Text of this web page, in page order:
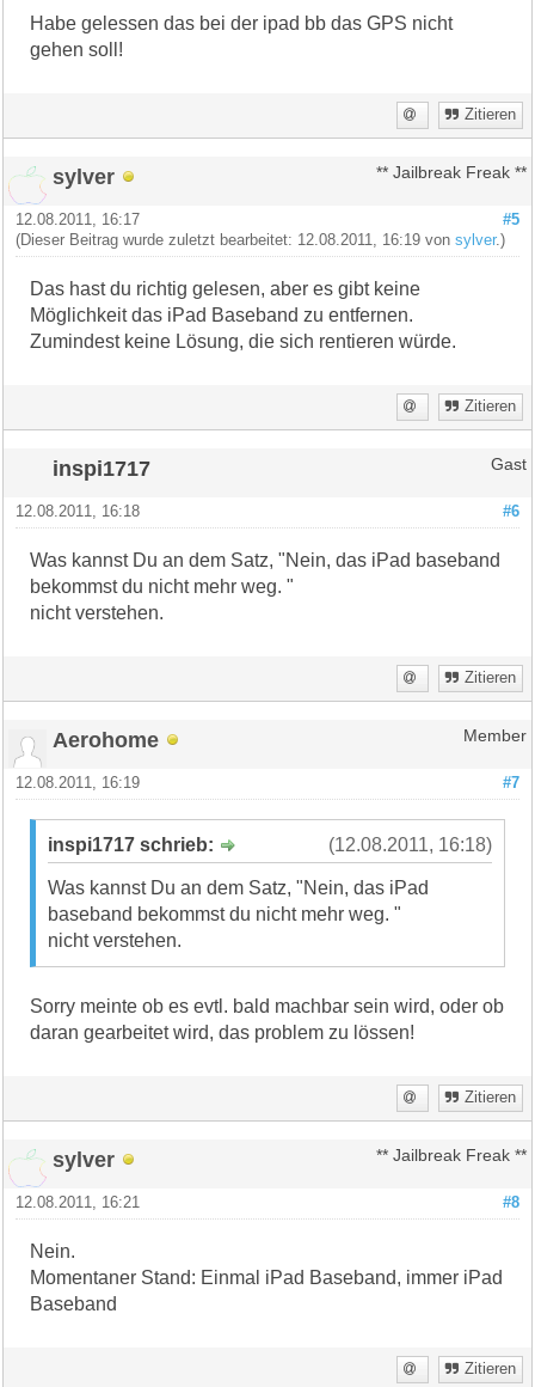
Habe gelessen das bei der ipad bb das GPS nicht
gehen soll!
Zitieren
sylver ** Jailbreak Freak **
#5
12.08.2011, 16:17
(Dieser Beitrag wurde zuletzt bearbeitet: 12.08.2011, 16:19 vonsylver.)
Das hast du richtig gelesen, aber es gibt keine
Möglichkeit das iPad Baseband zu entfernen.
Zumindest keine Lösung, die sich rentieren würde.
Zitieren
inspi1717 Gast
#6
12.08.2011, 16:18
Was kannst Du an dem Satz, "Nein, das iPad baseband
bekommst du nicht mehr weg. "
nicht verstehen.
Zitieren
Aerohome Member
#7
12.08.2011, 16:19
(12.08.2011, 16:18)
inspi1717 schrieb:
Was kannst Du an dem Satz, "Nein, das iPad
baseband bekommst du nicht mehr weg. "
nicht verstehen.
Sorry meinte ob es evtl. bald machbar sein wird, oder ob
daran gearbeitet wird, das problem zu lössen!
Zitieren
sylver ** Jailbreak Freak **
#8
12.08.2011, 16:21
Nein.
Momentaner Stand: Einmal iPad Baseband, immer iPad
Baseband
Zitieren